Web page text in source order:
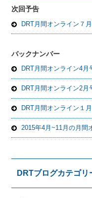
次回予告
DRT月間オンライン７
バックナンバー
DRT月間オンライン4月
DRT月間オンライン2月
DRT月間オンライン１
2015年4月~11月の月間
DRTブログカテゴリ